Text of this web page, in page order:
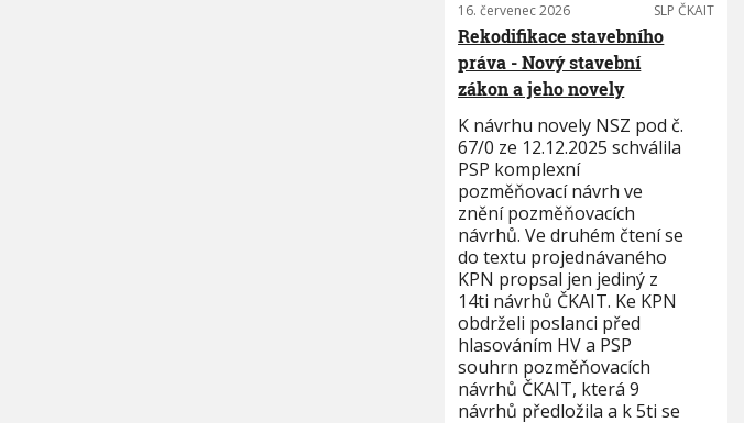
16. červenec 2026 SLP ČKAIT
Rekodifikace stavebního
práva - Nový stavební
zákon a jeho novely
K návrhu novely NSZ pod č.
67/0 ze 12.12.2025 schválila
PSP komplexní
pozměňovací návrh ve
znění pozměňovacích
návrhů. Ve druhém čtení se
do textu projednávaného
KPN propsal jen jediný z
14ti návrhů ČKAIT. Ke KPN
obdrželi poslanci před
hlasováním HV a PSP
souhrn pozměňovacích
návrhů ČKAIT, která 9
návrhů předložila a k 5ti se